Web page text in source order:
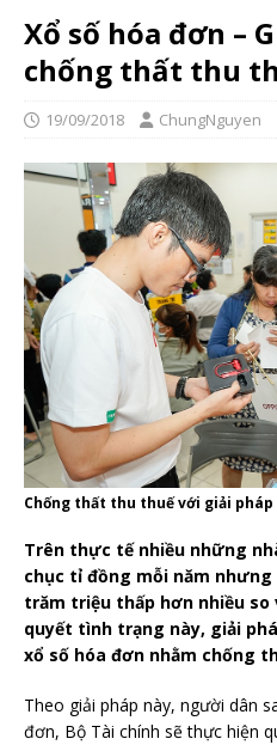
Xổ số hóa đơn –
chống thất thu
19/09/2018 ChungNguyen
Chống thất thu thuế với giải pháp
Trên thực tế nhiều những
chục tỉ đồng mỗi năm
trăm triệu thấp hơn nhiều
quyết tình trạng này, giải
xổ số hóa đơn nhằm chống
Theo giải pháp này, người dân
đơn, Bộ Tài chính sẽ thực hiện